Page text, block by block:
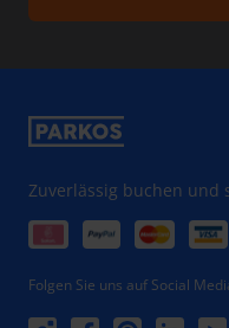
Zuverlässig buchen und
Folgen Sie uns auf Social